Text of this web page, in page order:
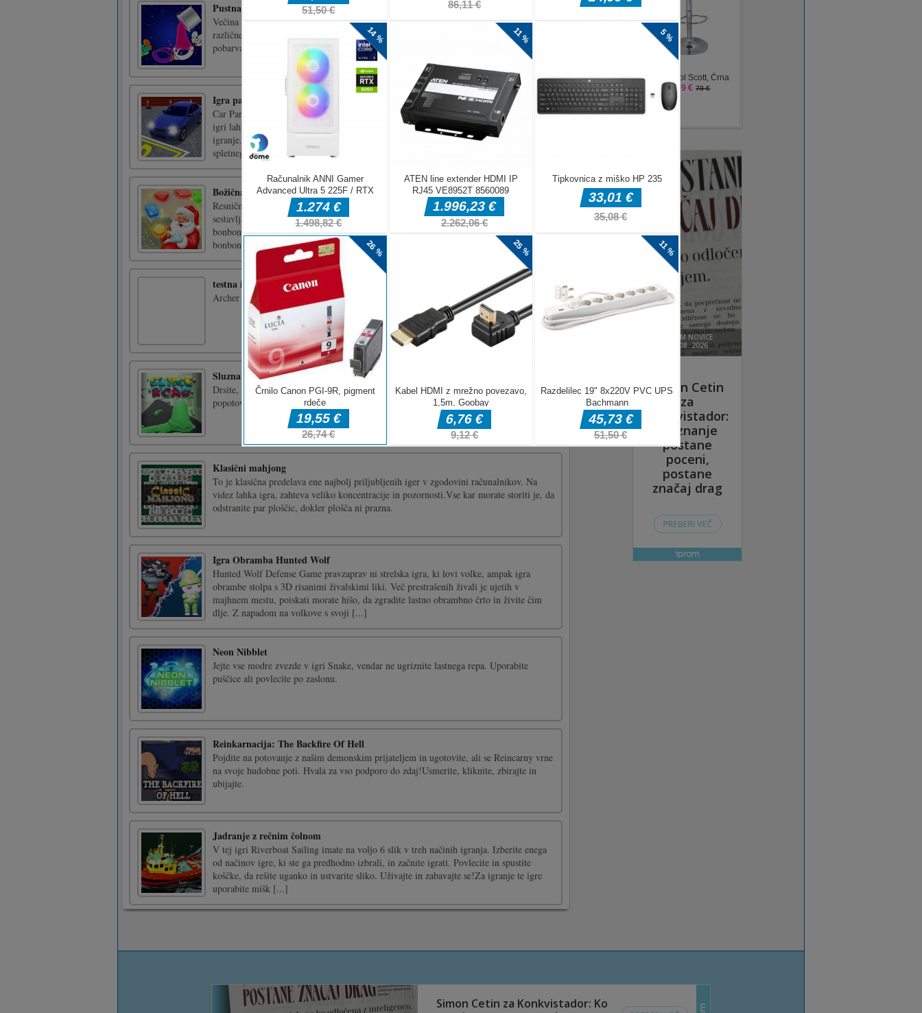
Pustna zabava: barvanje mask
Večina nas rada hodi na karnevale in se zabava! Najlepše pri karnevalih je to, da so
različne igre. V tem pustnem karnevalu smo za vas pripravili slikanje mask. Te maske
pobarvaj z različnimi motivi. lepo se imejte!LEVI KLIK
Igra parkiranja avtomobilov: Igra avtomobilov 3D
Car Parking Game: Car Game 3D je čista igra simulacije parkiranja avtomobilov. V eni
igri lahko igrate načine Challenge, Parking in Lorry. Vsak način ima 40 stopenj za
igranje. V 3D-realističnem okolju osvojite dodatne kovance iz kolesa, znaka in
spletnega bonusa, da prej kupite [...]
Božična uganka
Resnično je pravi čas za veselje, ko igrate božično sestavljanko. Zabavajte se s to
sestavljanko na božično temo. Z danim številom potez zberite skupine treh enakih
bonbonov, dokler ne dobite strank. Zberete lahko štiri enake bonbone in dobite slečene
bonbone; ali naredite čokola [...]
testna igra 2
Archer proti lokostrelcuKrmilje: miška
Sluzna cesta
Drsite, izogibajte se in prevladujte po živahni poti v Slime Road – vrhunskem 3D
popotovanju rasti in agilnosti!
Klasični mahjong
To je klasična predelava ene najbolj priljubljenih iger v zgodovini računalnikov. Na
videz lahka igra, zahteva veliko koncentracije in pozornosti.Vse kar morate storiti je, da
odstranite par ploščic, dokler plošča ni prazna.
Igra Obramba Hunted Wolf
Hunted Wolf Defense Game pravzaprav ni strelska igra, ki lovi volke, ampak igra
obrambe stolpa s 3D risanimi živalskimi liki. Več prestrašenih živali je ujetih v
majhnem mestu, poiskati morate hišo, da zgradite lastno obrambno črto in živite čim
dlje. Z napadom na volkove s svoji [...]
Neon Nibblet
Jejte vse modre zvezde v igri Snake, vendar ne ugriznite lastnega repa. Uporabite
puščice ali povlecite po zaslonu.
Reinkarnacija: The Backfire Of Hell
Pojdite na potovanje z našim demonskim prijateljem in ugotovite, ali se Reincarny vrne
na svoje hudobne poti. Hvala za vso podporo do zdaj!Usmerite, kliknite, zbirajte in
ubijajte.
Jadranje z rečnim čolnom
V tej igri Riverboat Sailing imate na voljo 6 slik v treh načinih igranja. Izberite enega
od načinov igre, ki ste ga predhodno izbrali, in začnite igrati. Povlecite in spustite
koščke, da rešite uganko in ustvarite sliko. Uživajte in zabavajte se!Za igranje te igre
uporabite mišk [...]